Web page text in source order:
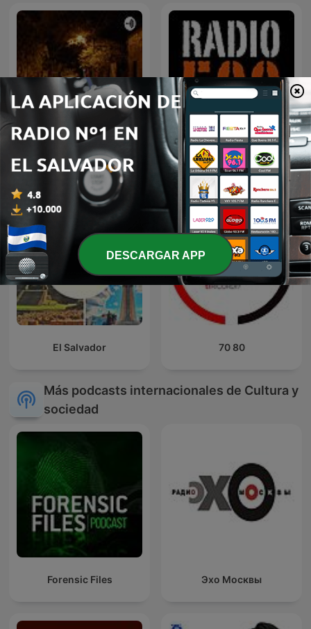
El Camino RADIO RADIO
El Salvador 70 80
Más podcasts internacionales de Cultura y
sociedad
Forensic Files Эхо Москвы
DESCARGAR APP